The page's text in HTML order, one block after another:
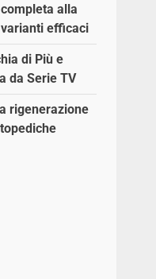
alla
efficaci
di Più e
da Serie TV
rigenerazione